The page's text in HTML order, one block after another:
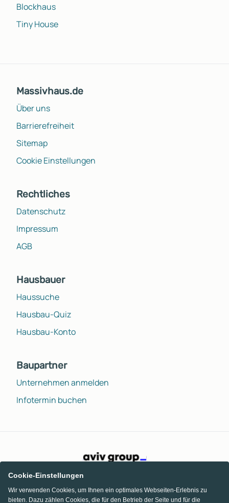
Blockhaus
Tiny House
Massivhaus.de
Über uns
Barrierefreiheit
Sitemap
Cookie Einstellungen
Rechtliches
Datenschutz
Impressum
AGB
Hausbauer
Haussuche
Hausbau-Quiz
Hausbau-Konto
Baupartner
Unternehmen anmelden
Infotermin buchen
Cookie-Einstellungen
Wir verwenden Cookies, um Ihnen ein optimales Webseiten-Erlebnis zu
bieten. Dazu zählen Cookies, die für den Betrieb der Seite und für die